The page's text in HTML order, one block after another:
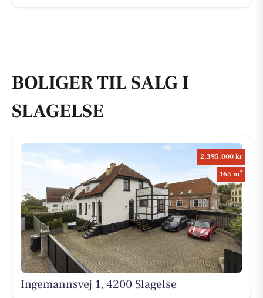
BOLIGER TIL SALG I
SLAGELSE
2.395.000 kr
165 m2
Ingemannsvej 1, 4200 Slagelse